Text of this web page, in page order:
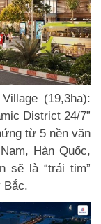
(19,3ha):
District 24/7”
từ 5 nền văn
Hàn Quốc,
sẽ là “trái tim”
Bắc.